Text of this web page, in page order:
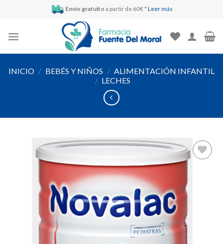
Envío gratuito a partir de 60€ * Leer más
INICIO / BEBÉS Y NIÑOS / ALIMENTACIÓN INFANTIL
/ LECHES
deseos